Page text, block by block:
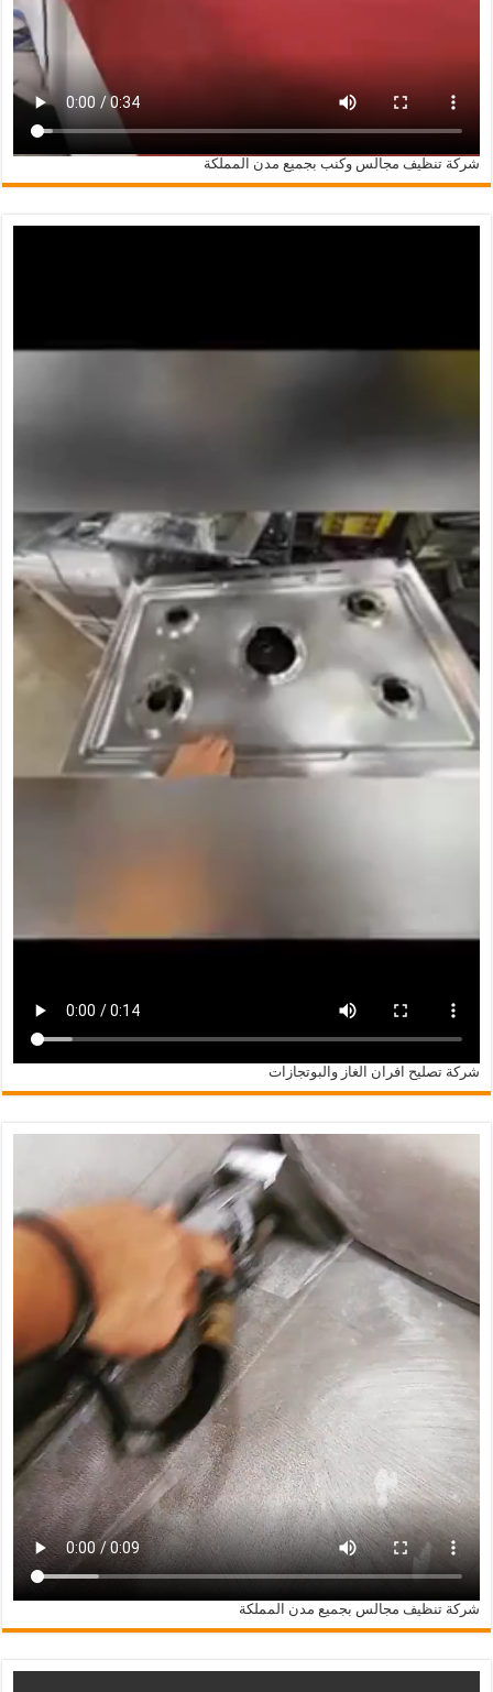
شركة تنظيف مجالس وكنب بجميع مدن المملكة
شركة تصليح افران الغاز والبوتجازات
شركة تنظيف مجالس بجميع مدن المملكة